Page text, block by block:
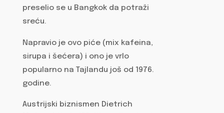
preselio se u Bangkok da potraži
sreću.
Napravio je ovo piće (mix kafeina,
sirupa i šećera) i ono je vrlo
popularno na Tajlandu još od 1976.
godine.
Austrijski biznismen Dietrich